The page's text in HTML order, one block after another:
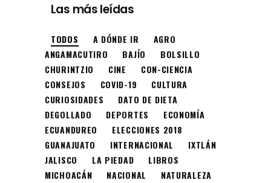
Las más leídas
TODOS A DÓNDE IR
AGRO
ANGAMACUTIRO
BAJÍO
BOLSILLO
CHURINTZIO
CINE
CON-CIENCIA
CONSEJOS
COVID-19
CULTURA
CURIOSIDADES
DATO DE DIETA
DEGOLLADO
DEPORTES
ECONOMÍA
ECUANDUREO
ELECCIONES 2018
GUANAJUATO
INTERNACIONAL
IXTLÁN
JALISCO
LA PIEDAD
LIBROS
MICHOACÁN
NACIONAL
NATURALEZA